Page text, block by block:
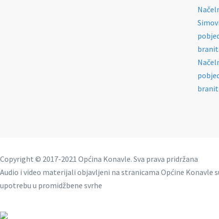
Copyright © 2017-2021 Općina Konavle. Sva prava pridržana
Audio i video materijali objavljeni na stranicama Općine Konavle
upotrebu u promidžbene svrhe